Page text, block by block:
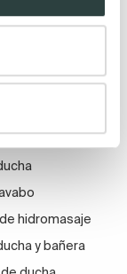
hidromasaje
y bañera